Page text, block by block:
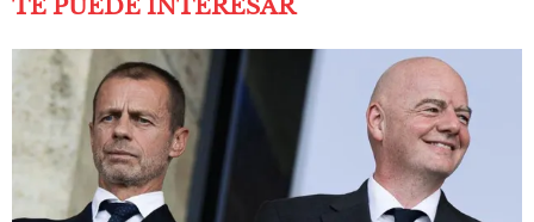
TE PUEDE INTERESAR